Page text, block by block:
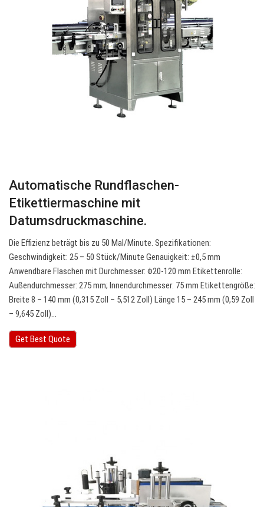
Automatische Rundflaschen-
Etikettiermaschine mit
Datumsdruckmaschine.
Die Effizienz beträgt bis zu 50 Mal/Minute. Spezifikationen:
Geschwindigkeit: 25 – 50 Stück/Minute Genauigkeit: ±0,5 mm
Anwendbare Flaschen mit Durchmesser: Φ20-120 mm Etikettenrolle:
Außendurchmesser: 275 mm; Innendurchmesser: 75 mm Etikettengröße:
Breite 8 – 140 mm (0,315 Zoll – 5,512 Zoll) Länge 15 – 245 mm (0,59 Zoll
– 9,645 Zoll)…
Get Best Quote